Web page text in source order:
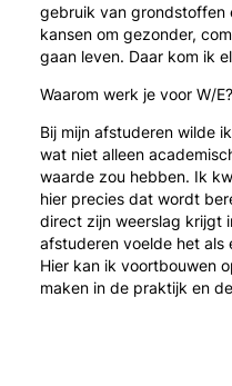
gebruik van grondstoffen
kansen om gezonder,
gaan leven. Daar kom ik
Waarom werk je voor W/E?
Bij mijn afstuderen wilde
wat niet alleen
waarde zou hebben. Ik
hier precies dat wordt
direct zijn weerslag krijgt
afstuderen voelde het als
Hier kan ik voortbouwen
maken in de praktijk en